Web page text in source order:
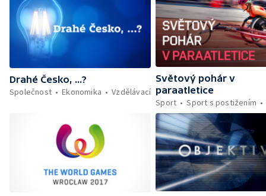
Drahé Česko, ...?
Společnost
Ekonomika Vzdělávací
Světový pohár v
paraatletice
Sport
Sport s postižením